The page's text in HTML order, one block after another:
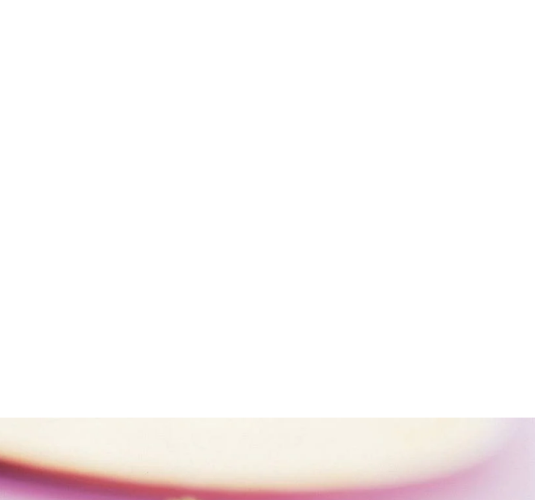
Ui pellen en snipperen. Kippenlevertjes in stukken snijden en droogdeppen. In braadpan boter verhitten. Spek ca. 2 minuten bakken.
Rozijnen en rijst toevoegen en ca. 1 minuut meebakken. 6 dl water en kippenbouillontablet toevoegen en geheel ca. 10 minuten
Rijstgerecht serveren met broccoli.